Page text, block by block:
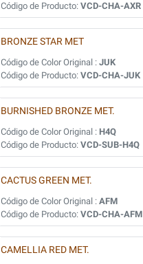
Código de Producto: VCD-CHA-AXR
BRONZE STAR MET
Código de Color Original : JUK
Código de Producto: VCD-CHA-JUK
BURNISHED BRONZE MET.
Código de Color Original : H4Q
Código de Producto: VCD-SUB-H4Q
CACTUS GREEN MET.
Código de Color Original : AFM
Código de Producto: VCD-CHA-AFM
CAMELLIA RED MET.